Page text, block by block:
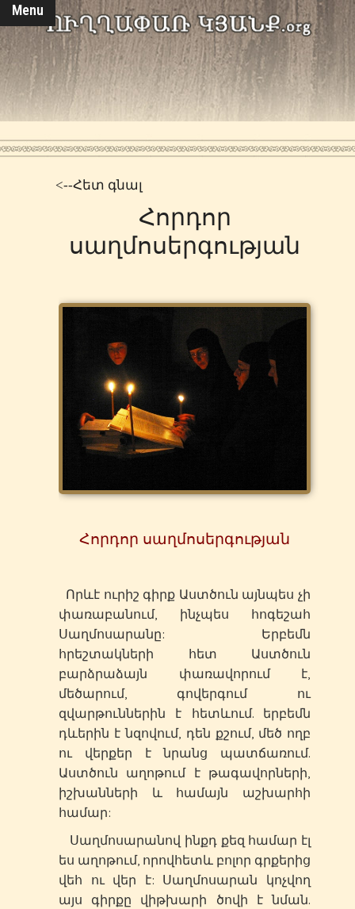
Menu
<--Հետ գնալ
Հորդոր
սաղմոսերգության
Հորդոր սաղմոսերգության
Որևէ ուրիշ գիրք Աստծուն այնպես չի
փառաբանում, ինչպես հոգեշահ
Սաղմոսարանը: Երբեմն
հրեշտակների հետ Աստծուն
բարձրաձայն փառավորում է,
մեծարում, գովերգում ու
զվարթուններին է հետևում. երբեմն
դևերին է նզովում, դեն քշում, մեծ ողբ
ու վերքեր է նրանց պատճառում.
Աստծուն աղոթում է թագավորների,
իշխանների և համայն աշխարհի
համար:
Սաղմոսարանով ինքդ քեզ համար էլ
ես աղոթում, որովհետև բոլոր գրքերից
վեհ ու վեր է: Սաղմոսարան կոչվող
այս գիրքը վիթխարի ծովի է նման.